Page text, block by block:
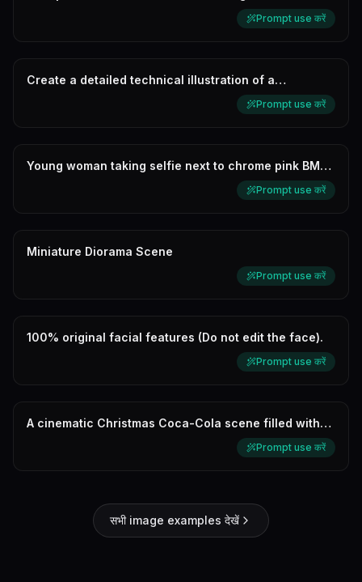
Prompt use करें
Create a detailed technical illustration of a
Prompt use करें
Young woman taking selfie next to chrome pink BMW
Prompt use करें
Miniature Diorama Scene
Prompt use करें
100% original facial features (Do not edit the face).
Prompt use करें
A cinematic Christmas Coca-Cola scene filled with
Prompt use करें
सभी image examples देखें